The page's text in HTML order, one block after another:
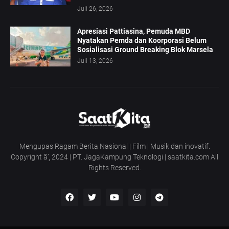
Juli 26, 2026
Apresiasi Pattiasina, Pemuda MBD
Nyatakan Pemda dan Koorporasi Belum
Sosialisasi Ground Breaking Blok Marsela
Juli 13, 2026
Mengupas Ragam Berita Nasional | Film | Musik dan inovatif.
Copyright â’¸ 2024 | PT. JagaKampung Teknologi | saatkita.com All
Rights Reserved.